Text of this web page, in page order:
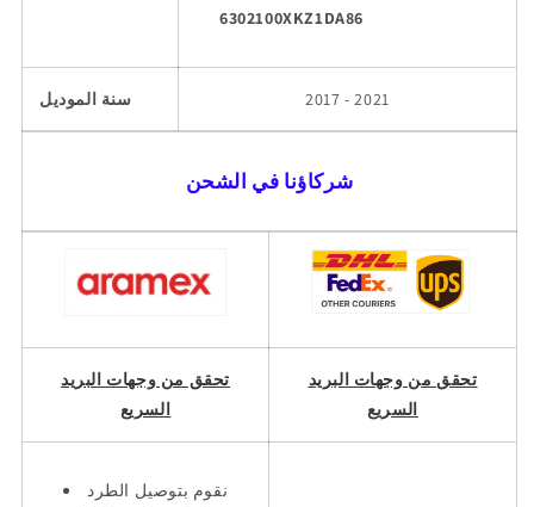
6302100XKZ1DA86
سنة الموديل 2017 - 2021
شركاؤنا في الشحن
تحقق من وجهات البريد
السريع
تحقق من وجهات البريد
السريع
نقوم بتوصيل الطرد